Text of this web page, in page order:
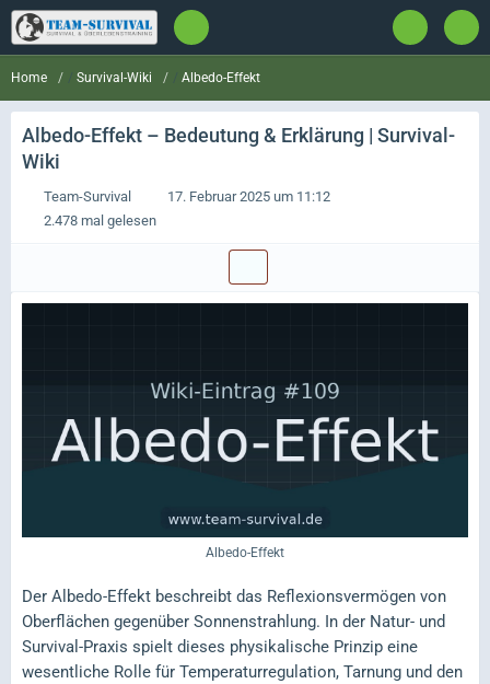
Home Survival-Wiki Albedo-Effekt
Albedo-Effekt – Bedeutung & Erklärung | Survival-
Wiki
Team-Survival
17. Februar 2025 um 11:12
2.478 mal gelesen
Albedo-Effekt
Der Albedo-Effekt beschreibt das Reflexionsvermögen von
Oberflächen gegenüber Sonnenstrahlung. In der Natur- und
Survival-Praxis spielt dieses physikalische Prinzip eine
wesentliche Rolle für Temperaturregulation, Tarnung und den